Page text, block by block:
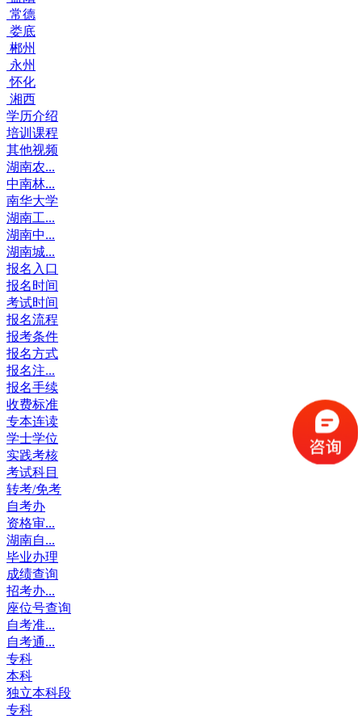
常德
娄底
郴州
永州
怀化
湘西
学历介绍
培训课程
其他视频
湖南农...
中南林...
南华大学
湖南工...
湖南中...
湖南城...
报名入口
报名时间
考试时间
报名流程
报考条件
报名方式
报名注...
报名手续
收费标准
专本连读
学士学位
实践考核
考试科目
转考/免考
自考办
资格审...
湖南自...
毕业办理
成绩查询
招考办...
座位号查询
自考准...
自考通...
专科
本科
独立本科段
专科